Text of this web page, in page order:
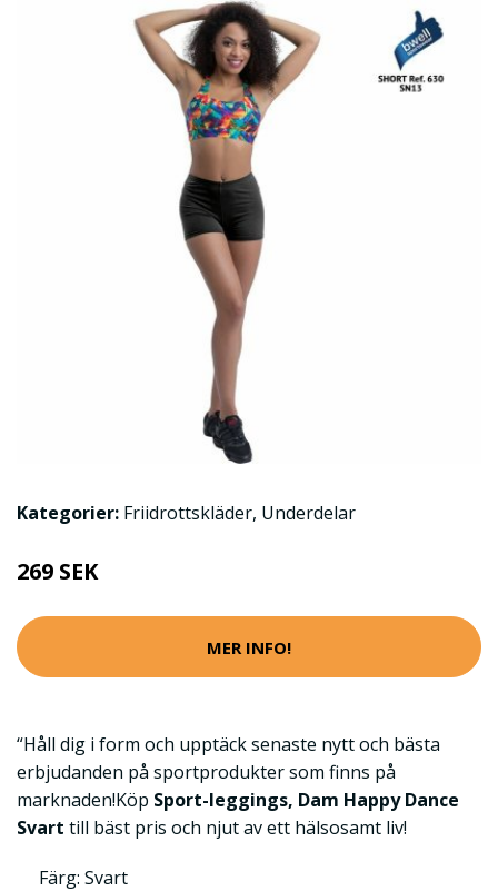
Kategorier: Friidrottskläder, Underdelar
269 SEK
MER INFO!
“Håll dig i form och upptäck senaste nytt och bästa
erbjudanden på sportprodukter som finns på
marknaden!Köp Sport-leggings, Dam Happy Dance
Svart till bäst pris och njut av ett hälsosamt liv!
Färg: Svart